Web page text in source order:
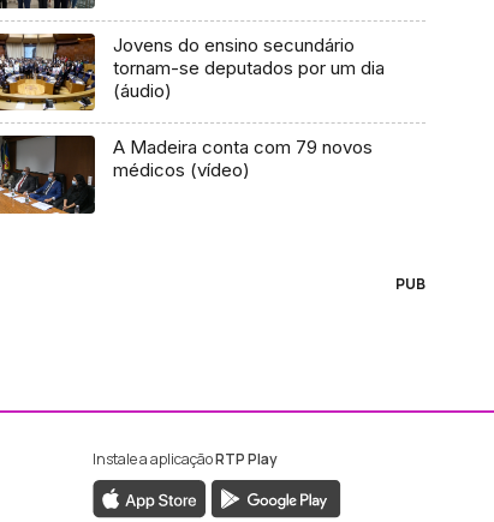
Jovens do ensino secundário
tornam-se deputados por um dia
(áudio)
A Madeira conta com 79 novos
médicos (vídeo)
PUB
da RTP Madeira
da RTP Madeira
Instale a aplicaçãoRTP Play